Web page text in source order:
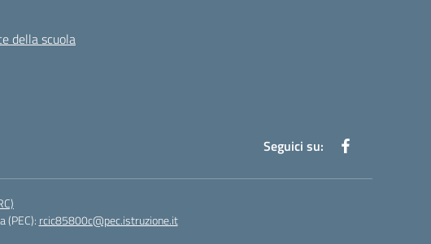
della scuola
Seguici su:
(PEC): rcic85800c@pec.istruzione.it